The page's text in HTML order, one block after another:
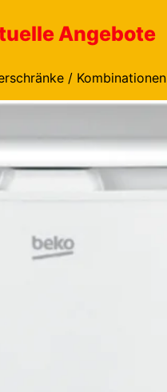
Angebote
/ Kombinationen